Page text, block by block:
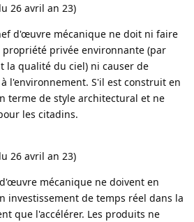
26 avril an 23)
d'œuvre mécanique ne doit ni faire
privée environnante (par
la qualité du ciel) ni causer de
l'environnement. S'il est construit en
terme de style architectural et ne
les citadins.
26 avril an 23)
mécanique ne doivent en
investissement de temps réel dans la
que l'accélérer. Les produits ne